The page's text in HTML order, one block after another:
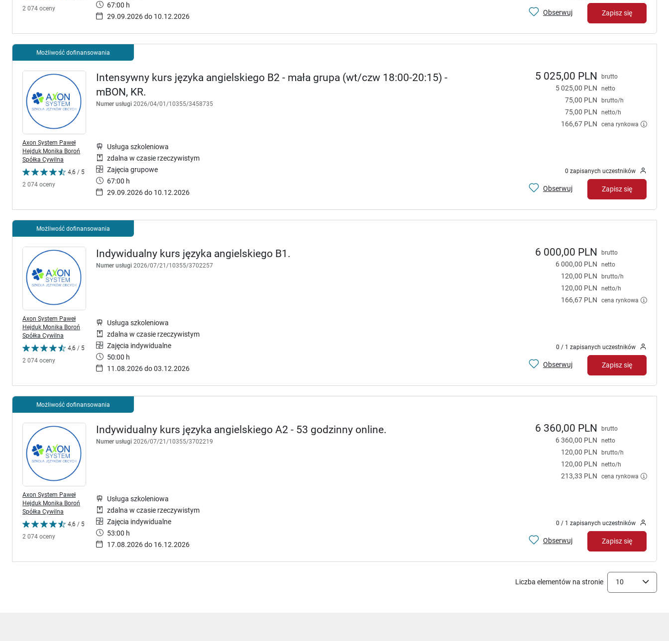
2 074 oceny
67:00 h
29.09.2026 do 10.12.2026
Obserwuj Zapisz się
Możliwość dofinansowania
Intensywny kurs języka angielskiego B2 - mała grupa (wt/czw 18:00-20:15) -
mBON, KR.
Numer usługi 2026/04/01/10355/3458735
Axon System Paweł
Hejduk Monika Boroń
Spółka Cywilna
4,6 / 5
2 074 oceny
5 025,00 PLN brutto
5 025,00 PLN netto
75,00 PLN brutto/h
75,00 PLN netto/h
166,67 PLN cena rynkowa
Usługa szkoleniowa
zdalna w czasie rzeczywistym
Zajęcia grupowe
67:00 h
29.09.2026 do 10.12.2026
0 zapisanych uczestników
Obserwuj Zapisz się
Możliwość dofinansowania
Indywidualny kurs języka angielskiego B1.
Numer usługi 2026/07/21/10355/3702257
Axon System Paweł
Hejduk Monika Boroń
Spółka Cywilna
4,6 / 5
2 074 oceny
6 000,00 PLN brutto
6 000,00 PLN netto
120,00 PLN brutto/h
120,00 PLN netto/h
166,67 PLN cena rynkowa
Usługa szkoleniowa
zdalna w czasie rzeczywistym
Zajęcia indywidualne
50:00 h
11.08.2026 do 03.12.2026
0 / 1 zapisanych uczestników
Obserwuj Zapisz się
Możliwość dofinansowania
Indywidualny kurs języka angielskiego A2 - 53 godzinny online.
Numer usługi 2026/07/21/10355/3702219
Axon System Paweł
Hejduk Monika Boroń
Spółka Cywilna
4,6 / 5
2 074 oceny
6 360,00 PLN brutto
6 360,00 PLN netto
120,00 PLN brutto/h
120,00 PLN netto/h
213,33 PLN cena rynkowa
Usługa szkoleniowa
zdalna w czasie rzeczywistym
Zajęcia indywidualne
53:00 h
17.08.2026 do 16.12.2026
0 / 1 zapisanych uczestników
Obserwuj Zapisz się
Liczba elementów na stronie 10